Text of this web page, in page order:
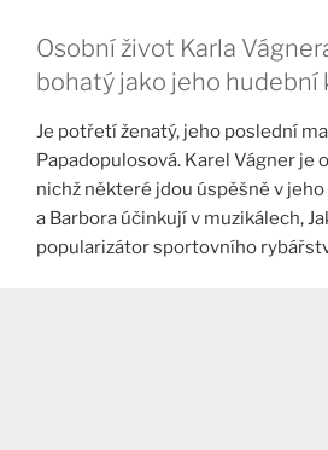
Osobní život Karla
bohatý jako jeho hudební
Je potřetí ženatý, jeho poslední
Papadopulosová. Karel Vágner je
nichž některé jdou úspěšně v
a Barbora účinkují v muzikálech,
popularizátor sportovního